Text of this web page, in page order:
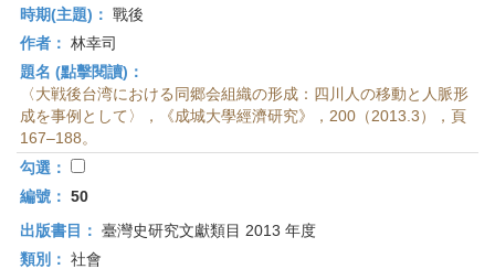
時期(主題)： 戰後
作者： 林幸司
題名 (點擊閱讀)：
〈大戦後台湾における同郷会組織の形成：四川人の移動と人脈形
成を事例として〉，《成城大學經濟研究》，200（2013.3），頁
167–188。
勾選：
編號： 50
出版書目： 臺灣史研究文獻類目 2013 年度
類別： 社會